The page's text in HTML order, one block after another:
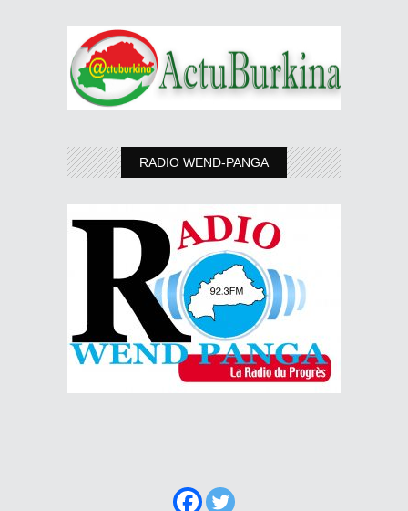
RADIO WEND-PANGA